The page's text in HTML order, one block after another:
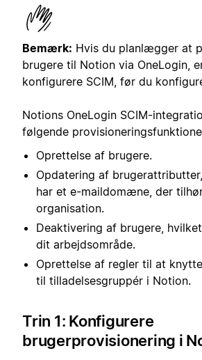
Bemærk: Hvis du planlægger at
brugere til Notion via OneLogin,
konfigurere SCIM, før du
Notions OneLogin SCIM-
følgende
Oprettelse af brugere.
Opdatering af
har et e-maildomæne, der
organisation.
Deaktivering af brugere,
dit arbejdsområde.
Oprettelse af regler til at
til tilladelsesgruppér i Notion.
Trin 1: Konfigurere
brugerprovisionering i